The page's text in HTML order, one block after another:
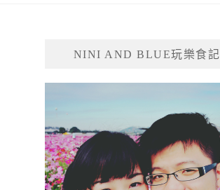
NINI AND BLUE玩樂食記